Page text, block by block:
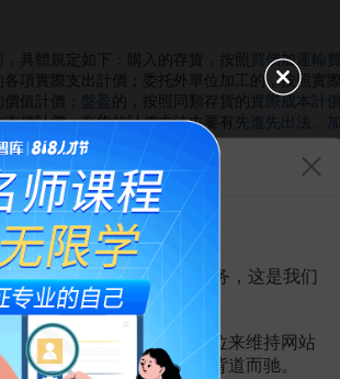
具體規定如下：購入的存貨，按照 買價加 運輸費
項實際支出計價；委托外單位加工的，按照實
值計價； 盤盈 的，按照同類存貨的 實際成本計價
市價計價。存貨的計價方法主要有 先進先出法
少在年度終了前進行一次全面的盤點清查。對企業
的存貨，在扣除保險公司賠款和殘料價值後，計入
库APP
科用户的一封信
的形式为大家提供知识服务，这是我们
，单纯依靠不断增加广告位来维持网站
体验，这也与我们的初衷背道而驰。